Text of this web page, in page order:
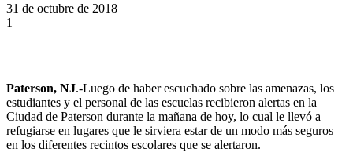
31 de octubre de 2018
1
Paterson, NJ.-Luego de haber escuchado sobre las amenazas, los
estudiantes y el personal de las escuelas recibieron alertas en la
Ciudad de Paterson durante la mañana de hoy, lo cual le llevó a
refugiarse en lugares que le sirviera estar de un modo más seguros
en los diferentes recintos escolares que se alertaron.